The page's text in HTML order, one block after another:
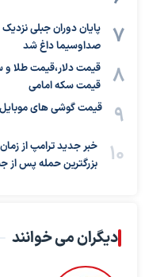
پایان دوران جبلی
صداوسیما داغ شد
قیمت سکه امامی
قیمت گوشی های موبایل
خبر جدید ترامپ از
بزرگترین حمله پس از
دیگران می خوانند